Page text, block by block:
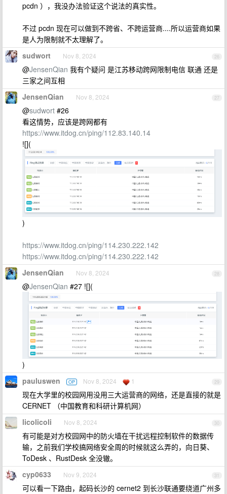
pcdn ），我没办法验证这个说法的真实性。
不过 pcdn 现在可以做到不跨省、不跨运营商....所以运营商如果
是人为限制就不太理解了。
26
sudwort Nov 8, 2024
@JensenQian 我有个疑问 是江苏移动跨网限制电信 联通 还是
三家之间互相
27
JensenQian Nov 8, 2024
@sudwort #26
看这情势，应该是跨网都有
https://www.itdog.cn/ping/112.83.140.14
![](
)
https://www.itdog.cn/ping/114.230.222.142
https://www.itdog.cn/ping/114.230.222.142
28
JensenQian Nov 8, 2024
@JensenQian #27 ![](
)
29
pauluswen OP Nov 8, 2024 1
现在大学里的校园网用没用三大运营商的网络，还是直接的就是
CERNET （中国教育和科研计算机网）
30
licolicoli Nov 8, 2024
有可能是对方校园网中的防火墙在干扰远程控制软件的数据传
输，之前我们学校搞网络安全周的时候就这么弄的，向日葵、
ToDesk 、RustDesk 全没辙。
31
cyp0633 Nov 9, 2024
可以看一下路由，起码长沙的 cernet2 到长沙联通要绕道广州多